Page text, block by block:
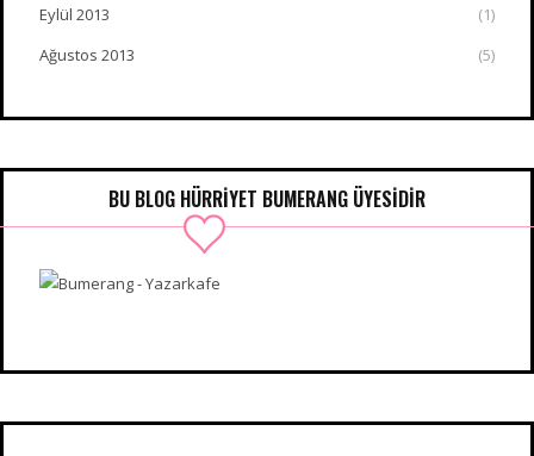
Eylül 2013
(1)
Ağustos 2013
(5)
BU BLOG HÜRRIYET BUMERANG ÜYESIDIR